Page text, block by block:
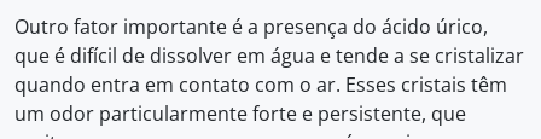
Outro fator importante é a presença do ácido úrico,
que é difícil de dissolver em água e tende a se cristalizar
quando entra em contato com o ar. Esses cristais têm
um odor particularmente forte e persistente, que